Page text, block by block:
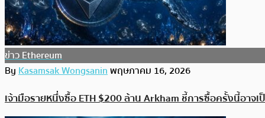
ข่าว Ethereum
ByKasamsak Wongsaninพฤษภาคม 16, 2026
เจ้ามือรายหนึ่งซื้อ ETH $200 ล้าน Arkham ชี้การซื้อครั้งนี้อาจ